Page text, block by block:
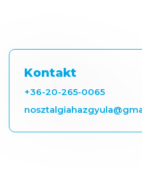
Kontakt
+36-20-265-0065